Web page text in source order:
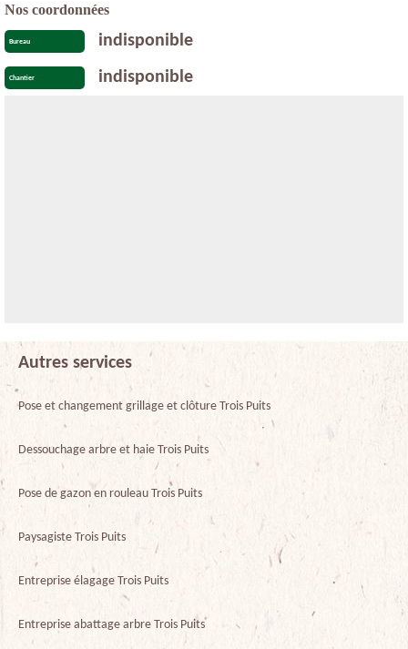
Nos coordonnées
Bureau indisponible
Chantier indisponible
Autres services
Pose et changement grillage et clôture Trois Puits
Dessouchage arbre et haie Trois Puits
Pose de gazon en rouleau Trois Puits
Paysagiste Trois Puits
Entreprise élagage Trois Puits
Entreprise abattage arbre Trois Puits